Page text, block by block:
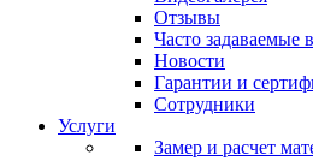
Отзывы
Часто задаваемые
Новости
Гарантии и
Сотрудники
Услуги
Замер и расчет